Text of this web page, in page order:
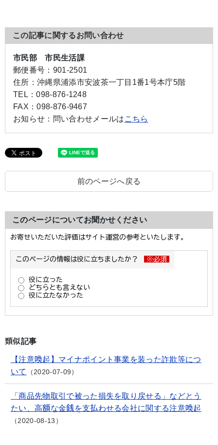
この記事に関するお問い合わせ
市民部 市民生活課
郵便番号： 901-2501
住所： 沖縄県浦添市安波茶一丁目1番1号本庁5階
TEL：098-876-1248
FAX：098-876-9467
お知らせ： 問い合わせメールは こちら
前のページへ戻る
このページについてお聞かせください
類似記事
【注意喚起】マイナポイント事業を装った詐欺等につ
いて
2020-07-09
「商品先物取引で被った損失を取り戻せる」などとう
たい、高額な金銭を支払わせる会社に関する注意喚起
2020-08-13